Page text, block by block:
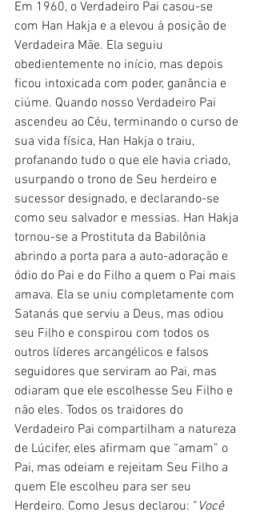
Em 1960, o Verdadeiro Pai casou-se
com Han Hakja e a elevou à posição de
Verdadeira Mãe. Ela seguiu
obedientemente no início, mas depois
ficou intoxicada com poder, ganância e
ciúme. Quando nosso Verdadeiro Pai
ascendeu ao Céu, terminando o curso de
sua vida física, Han Hakja o traiu,
profanando tudo o que ele havia criado,
usurpando o trono de Seu herdeiro e
sucessor designado, e declarando-se
como seu salvador e messias. Han Hakja
tornou-se a Prostituta da Babilônia
abrindo a porta para a auto-adoração e
ódio do Pai e do Filho a quem o Pai mais
amava. Ela se uniu completamente com
Satanás que serviu a Deus, mas odiou
seu Filho e conspirou com todos os
outros líderes arcangélicos e falsos
seguidores que serviram ao Pai, mas
odiaram que ele escolhesse Seu Filho e
não eles. Todos os traidores do
Verdadeiro Pai compartilham a natureza
de Lúcifer, eles afirmam que “amam” o
Pai, mas odeiam e rejeitam Seu Filho a
quem Ele escolheu para ser seu
Herdeiro. Como Jesus declarou: “ Você